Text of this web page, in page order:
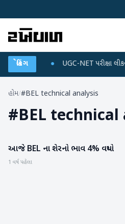
બ્રેકિંગ
પ્લાન UGC-NET પરીક્ષા લીકના
હોમ/#BEL technical analysis
#BEL
બિઝનેસ
આજે BEL ના શેરનો ભાવ 4% વધ્યો
1 વર્ષ પહેલા